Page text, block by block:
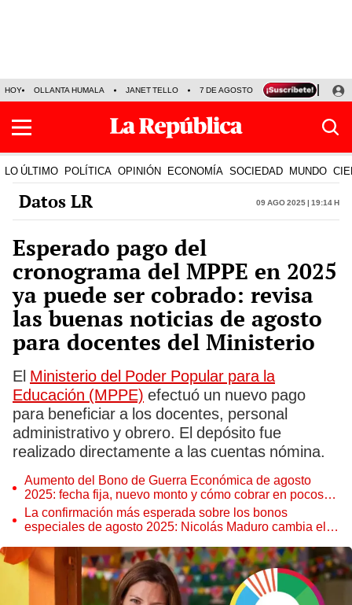
HOY OLLANTA HUMALA JANET TELLO 7 DE AGOSTO TINKA RESULTADOS
LO ÚLTIMO POLÍTICA OPINIÓN ECONOMÍA SOCIEDAD MUNDO
Datos LR 09 Ago 2025 | 19:14 h
Esperado pago del
cronograma del MPPE en 2025
ya puede ser cobrado: revisa
las buenas noticias de agosto
para docentes del Ministerio
El Ministerio del Poder Popular para la
Educación (MPPE) efectuó un nuevo pago
para beneficiar a los docentes, personal
administrativo y obrero. El depósito fue
realizado directamente a las cuentas nómina.
Aumento del Bono de Guerra Económica de agosto
2025: fecha fija, nuevo monto y cómo cobrar en pocos
pasos vía Sistema Patria
La confirmación más esperada sobre los bonos
especiales de agosto 2025: Nicolás Maduro cambia el